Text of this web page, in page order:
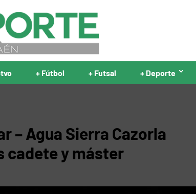
+ Fútbol + Futsal + Deporte
– Agua Sierra Cazorla
cadete y máster